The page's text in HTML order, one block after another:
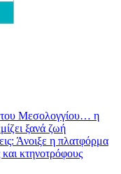
του Μεσολογγίου… η
ξανά ζωή
Άνοιξε η πλατφόρμα
κτηνοτρόφους